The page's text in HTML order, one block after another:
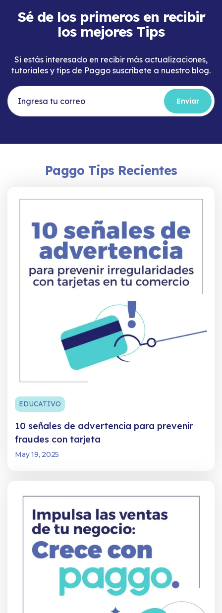
Sé de los primeros en recibir
los mejores Tips
Si estás interesado en recibir más actualizaciones,
tutoriales y tips de Paggo suscríbete a nuestro blog.
Paggo Tips Recientes
EDUCATIVO
10 señales de advertencia para prevenir
fraudes con tarjeta
May 19, 2025